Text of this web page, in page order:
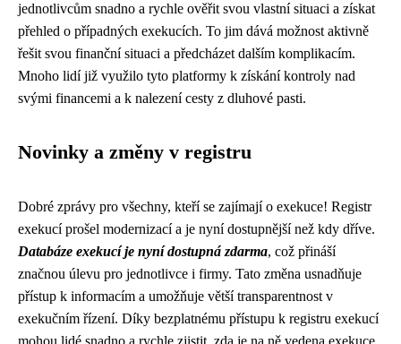
jednotlivcům snadno a rychle ověřit svou vlastní situaci a získat
přehled o případných exekucích. To jim dává možnost aktivně
řešit svou finanční situaci a předcházet dalším komplikacím.
Mnoho lidí již využilo tyto platformy k získání kontroly nad
svými financemi a k nalezení cesty z dluhové pasti.
Novinky a změny v registru
Dobré zprávy pro všechny, kteří se zajímají o exekuce! Registr
exekucí prošel modernizací a je nyní dostupnější než kdy dříve.
Databáze exekucí je nyní dostupná zdarma, což přináší
značnou úlevu pro jednotlivce i firmy. Tato změna usnadňuje
přístup k informacím a umožňuje větší transparentnost v
exekučním řízení. Díky bezplatnému přístupu k registru exekucí
mohou lidé snadno a rychle zjistit, zda je na ně vedena exekuce,